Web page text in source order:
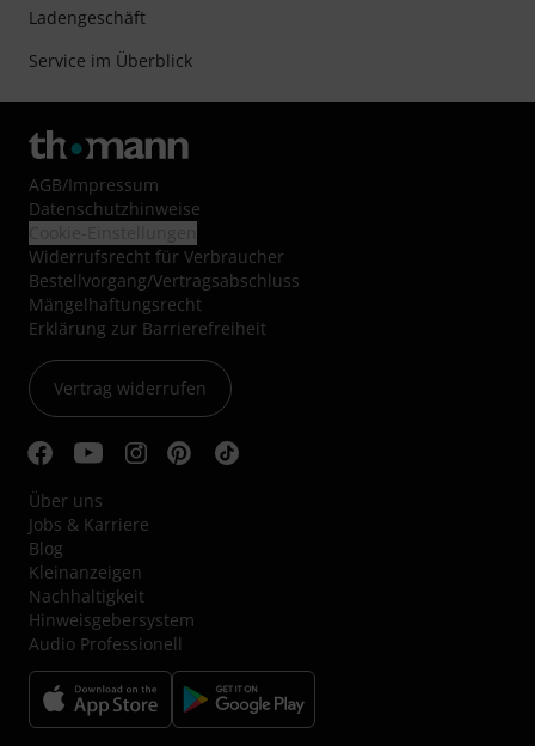
Ladengeschäft
Service im Überblick
AGB/Impressum
Datenschutzhinweise
Widerrufsrecht für Verbraucher
Bestellvorgang/Vertragsabschluss
Mängelhaftungsrecht
Erklärung zur Barrierefreiheit
Vertrag widerrufen
Über uns
Jobs & Karriere
Blog
Kleinanzeigen
Nachhaltigkeit
Hinweisgebersystem
Audio Professionell